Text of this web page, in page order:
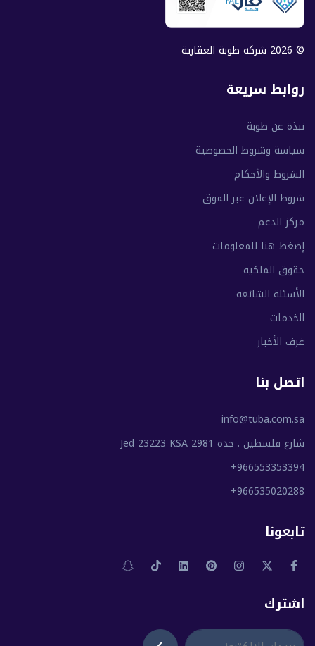
© 2026 شركة طوبة العقارية
روابط سريعة
نبذة عن طوبة
سياسة وشروط الخصوصية
الشروط والأحكام
شروط الإعلان عبر الموق
مركز الدعم
إضغط هنا للمعلومات
حقوق الملكية
الأسئلة الشائعة
الخدمات
غرف الأخبار
اتصل بنا
info@tuba.com.sa
شارع فلسطين . جدة 2981 Jed 23223 KSA
+966553353394
+966535020288
تابعونا
اشترك